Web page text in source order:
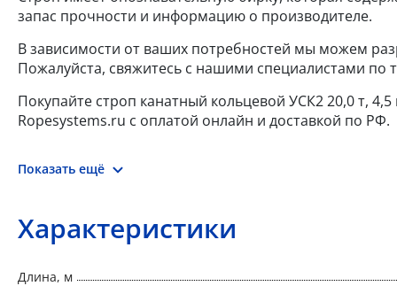
запас прочности и информацию о производителе.
В зависимости от ваших потребностей мы можем
Пожалуйста, свяжитесь с нашими специалистами по
Покупайте строп канатный кольцевой УСК2 20,0 т,
Ropesystems.ru с оплатой онлайн и доставкой по РФ.
Показать ещё
Характеристики
Длина, м